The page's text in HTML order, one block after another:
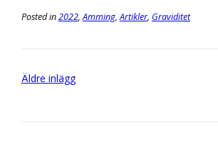
Posted in2022,Amming,Artikler, Graviditet
Inläggsnavigering
Äldre inlägg